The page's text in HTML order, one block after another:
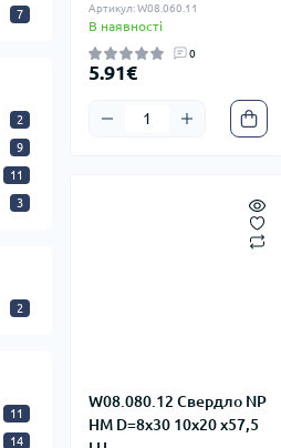
7
2
9
11
3
2
11
14
Артикул: W08.060.11
В наявності
0
5.91€
W08.080.12 Свердло NP
HM D=8x30 10x20 x57,5